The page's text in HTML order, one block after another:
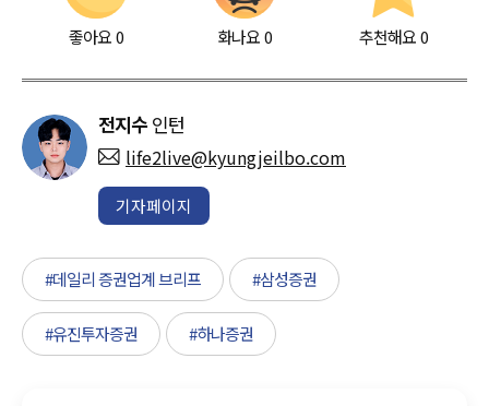
좋아요0 화나요0 추천해요 0
전지수 인턴
life2live@kyungjeilbo.com
기자페이지
#데일리 증권업계 브리프 #삼성증권
#유진투자증권 #하나증권